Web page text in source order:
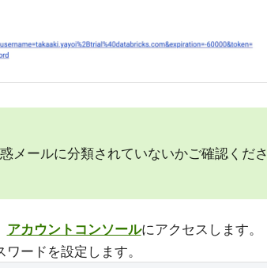
メールに分類されていないかご確認くださ
アカウントコンソールにアクセスします。
ードを設定します。